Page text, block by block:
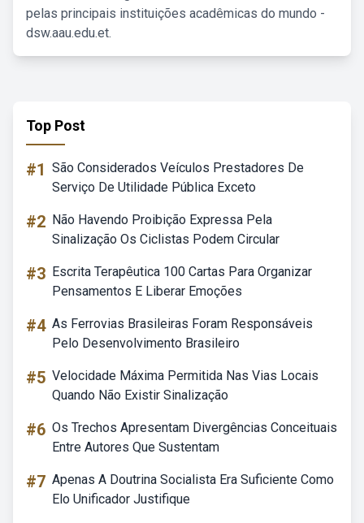
pelas principais instituições acadêmicas do mundo -
dsw.aau.edu.et.
Top Post
#1 São Considerados Veículos Prestadores De
Serviço De Utilidade Pública Exceto
#2 Não Havendo Proibição Expressa Pela
Sinalização Os Ciclistas Podem Circular
#3 Escrita Terapêutica 100 Cartas Para Organizar
Pensamentos E Liberar Emoções
#4 As Ferrovias Brasileiras Foram Responsáveis
Pelo Desenvolvimento Brasileiro
#5 Velocidade Máxima Permitida Nas Vias Locais
Quando Não Existir Sinalização
#6 Os Trechos Apresentam Divergências Conceituais
Entre Autores Que Sustentam
#7 Apenas A Doutrina Socialista Era Suficiente Como
Elo Unificador Justifique